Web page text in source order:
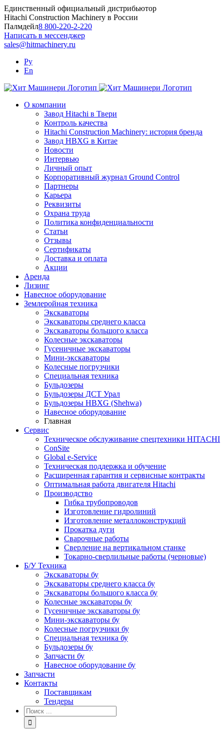
Skip
to
content
Единственный официальный дистрибьютор
Hitachi Construction Machinery в России
Палмдейл8 800-220-2-220
Написать в мессенджер
sales@hitmachinery.ru
Ру
En
О компании
Завод Hitachi в Твери
Контроль качества
Hitachi Construction Machinery: история бренда
Завод HBXG в Китае
Новости
Интервью
Личный опыт
Корпоративный журнал Ground Control
Партнеры
Карьера
Реквизиты
Охрана труда
Политика конфиденциальности
Статьи
Отзывы
Сертификаты
Доставка и оплата
Акции
Аренда
Лизинг
Навесное оборудование
Землеройная техника
Экскаваторы
Экскаваторы среднего класса
Экскаваторы большого класса
Колесные экскаваторы
Гусеничные экскаваторы
Мини-экскаваторы
Колесные погрузчики
Специальная техника
Бульдозеры
Бульдозеры ДСТ Урал
Бульдозеры HBXG (Shehwa)
Навесное оборудование
Главная
Сервис
Техническое обслуживание спецтехники HITACHI
ConSite
Global e-Service
Техническая поддержка и обучение
Расширенная гарантия и сервисные контракты
Оптимальная работа двигателя Hitachi
Производство
Гибка трубопроводов
Изготовление гидролиний
Изготовление металлоконструкций
Прокатка дуги
Сварочные работы
Сверление на вертикальном станке
Токарно-сверлильные работы (черновые)
Б/У Техника
Экскаваторы бу
Экскаваторы среднего класса бу
Экскаваторы большого класса бу
Колесные экскаваторы бу
Гусеничные экскаваторы бу
Мини-экскаваторы бу
Колесные погрузчики бу
Специальная техника бу
Бульдозеры бу
Запчасти бу
Навесное оборудование бу
Запчасти
Контакты
Поставщикам
Тендеры
Результат
поиска: